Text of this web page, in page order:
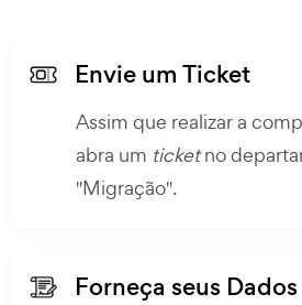
Envie um Ticket
Assim que realizar a
abra um ticketno
"Migração".
Forneça seus Dados